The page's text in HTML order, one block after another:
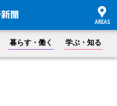
暮らす・働く 学ぶ・知る